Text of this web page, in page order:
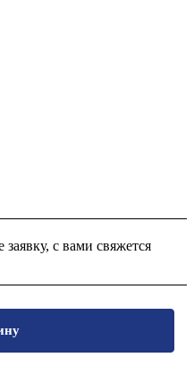
с вами свяжется